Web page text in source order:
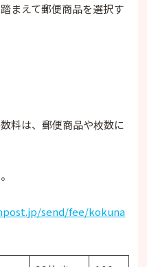
まえて郵便商品を選択す
料は、郵便商品や枚数に
send/fee/kokuna